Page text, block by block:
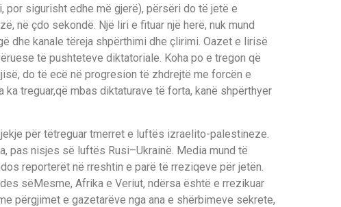
, por sigurisht edhe më gjerë), përsëri do të jetë e
ë, në çdo sekondë. Një liri e fituar një herë, nuk mund
ë dhe kanale tëreja shpërthimi dhe ç lirimi. Oazet e lirisë
ëruese të pushteteve diktatoriale. Koha po e tregon që
ë, do të ecë në progresion të zhdrejtë me forcën e
ka treguar,që mbas diktaturave të forta, kanë shpërthyer
për tëtreguar tmerret e luftës izraelito-palestineze.
, pas nisjes së luftës Rusi–Ukrainë. Media mund të
reporterët në rreshtin e parë të rreziqeve për jetën.
sëMesme, Afrika e Veriut, ndërsa është e rrezikuar
përgjimet e gazetarëve nga ana e shërbimeve sekrete,